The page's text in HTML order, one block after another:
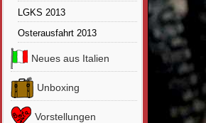
LGKS 2013
Osterausfahrt 2013
Neues aus Italien
Unboxing
Vorstellungen